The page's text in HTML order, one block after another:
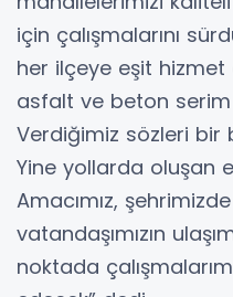
için çalışmalarını
her ilçeye eşit hizmet
asfalt ve beton serim
Verdiğimiz sözleri bir
Yine yollarda oluşan
Amacımız,
vatandaşımızın
noktada